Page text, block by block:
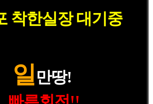
착한실장 대기중
일만땅!